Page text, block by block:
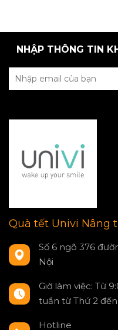
NHẬP THÔNG TIN
Quà tết Univi Nâng
Số 6 ngõ 376
Nội
Giờ làm việc: Từ
tuần từ Thứ 2
Hotline